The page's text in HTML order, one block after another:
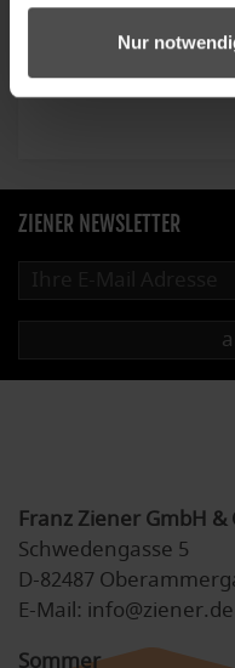
Nur
Emissionen.
ZIENER NEWSLETTER
Franz Ziener GmbH &
Schwedengasse 5
D-82487
E-Mail: info@ziener.de
Sommer